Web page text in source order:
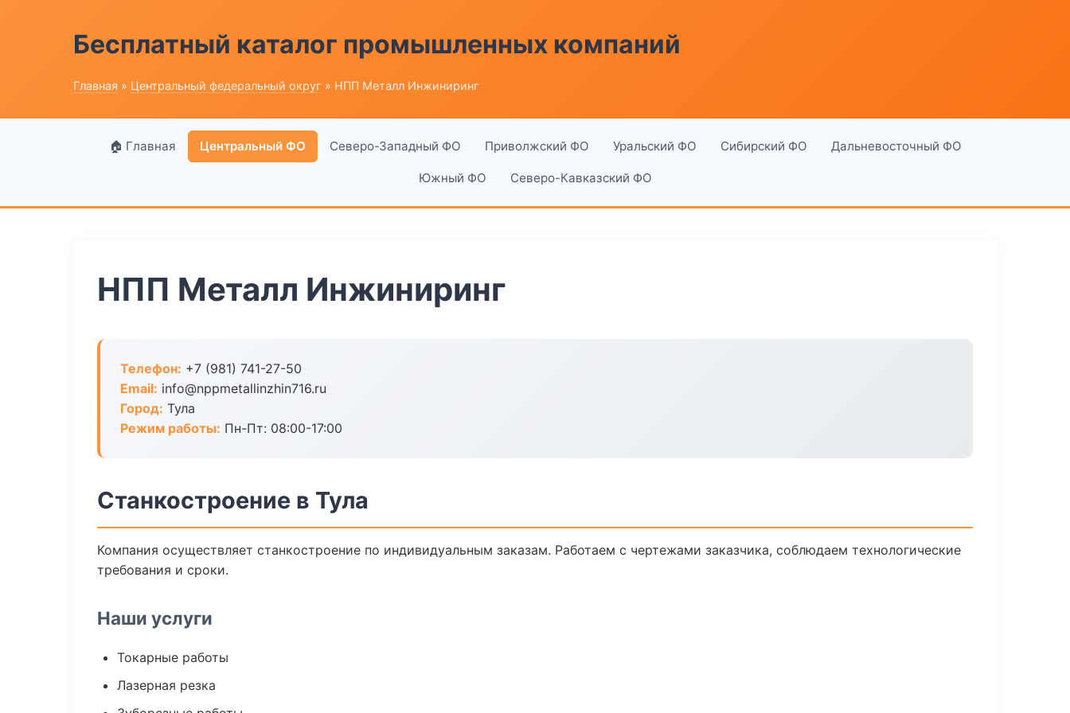
Бесплатный каталог промышленных компаний
Главная » Центральный федеральный округ » НПП Металл Инжиниринг
🏠 Главная Центральный ФО Северо-Западный ФО Приволжский ФО Уральский ФО Сибирский ФО Дальневосточный ФО
Южный ФО Северо-Кавказский ФО
НПП Металл Инжиниринг
Телефон: +7 (981) 741-27-50
Email: info@nppmetallinzhin716.ru
Город: Тула
Режим работы: Пн-Пт: 08:00-17:00
Станкостроение в Тула
Компания осуществляет станкостроение по индивидуальным заказам. Работаем с чертежами заказчика, соблюдаем технологические
требования и сроки.
Наши услуги
Токарные работы
Лазерная резка